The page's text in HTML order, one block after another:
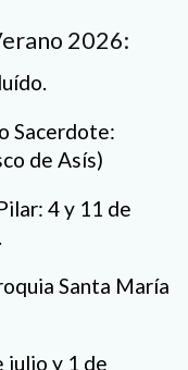
2026:
Sacerdote:
de Asís)
4 y 11 de
Santa María
julio y 1 de